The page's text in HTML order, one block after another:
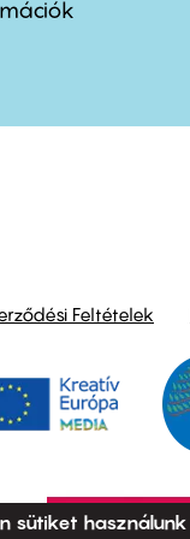
Feltételek
sütiket használunk